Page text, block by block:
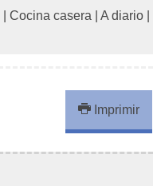
Cocina casera A diario
Imprimir